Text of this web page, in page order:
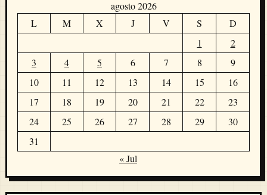
agosto 2026
L
M X J V S
D
1
2
3
4 5 6 7 8
9
10
11 12 13 14 15
16
17
18 19 20 21 22
23
24
25 26 27 28 29
30
31
« Jul